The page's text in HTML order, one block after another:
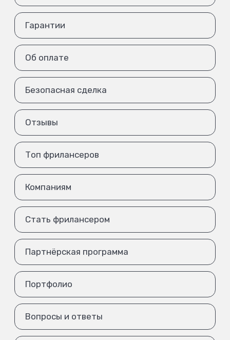
Гарантии
Об оплате
Безопасная сделка
Отзывы
Топ фрилансеров
Компаниям
Стать фрилансером
Партнёрская программа
Портфолио
Вопросы и ответы